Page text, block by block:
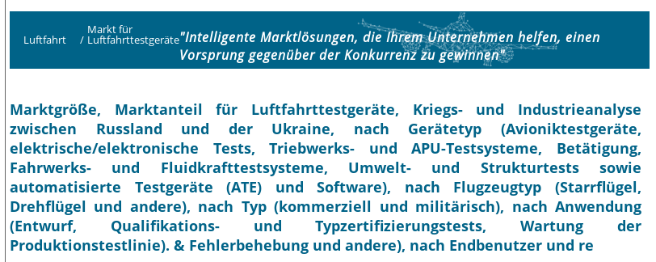
Luftfahrt /
Markt für
Luftfahrttestgeräte"Intelligente Marktlösungen, die Ihrem Unternehmen helfen, einen
Vorsprung gegenüber der Konkurrenz zu gewinnen"
Marktgröße, Marktanteil für Luftfahrttestgeräte, Kriegs- und Industrieanalyse
zwischen Russland und der Ukraine, nach Gerätetyp (Avioniktestgeräte,
elektrische/elektronische Tests, Triebwerks- und APU-Testsysteme, Betätigung,
Fahrwerks- und Fluidkrafttestsysteme, Umwelt- und Strukturtests sowie
automatisierte Testgeräte (ATE) und Software), nach Flugzeugtyp (Starrflügel,
Drehflügel und andere), nach Typ (kommerziell und militärisch), nach Anwendung
(Entwurf, Qualifikations- und Typzertifizierungstests, Wartung der
Produktionstestlinie). & Fehlerbehebung und andere), nach Endbenutzer und re